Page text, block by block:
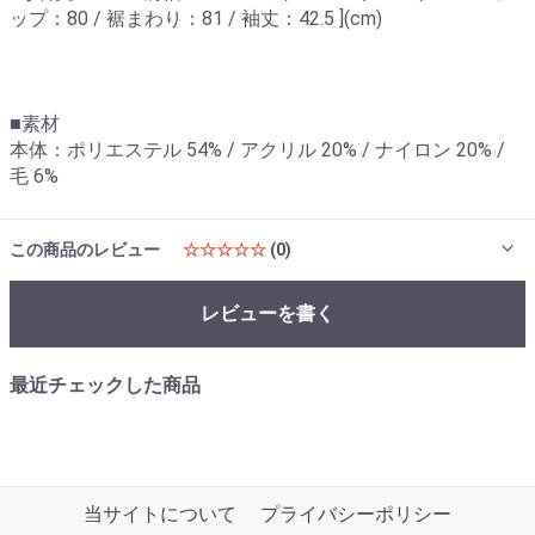
ップ：80 / 裾まわり：81 / 袖丈：42.5 ](cm)
■素材
本体：ポリエステル 54% / アクリル 20% / ナイロン 20% /
毛 6%
この商品のレビュー ☆☆☆☆☆ (0)
レビューを書く
最近チェックした商品
当サイトについて プライバシーポリシー